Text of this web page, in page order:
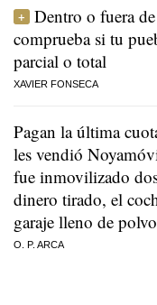
Dentro o fuera
comprueba si tu
parcial o total
XAVIER FONSECA
Pagan la última
les vendió
fue inmovilizado
dinero tirado, el
garaje lleno de
O. P. ARCA